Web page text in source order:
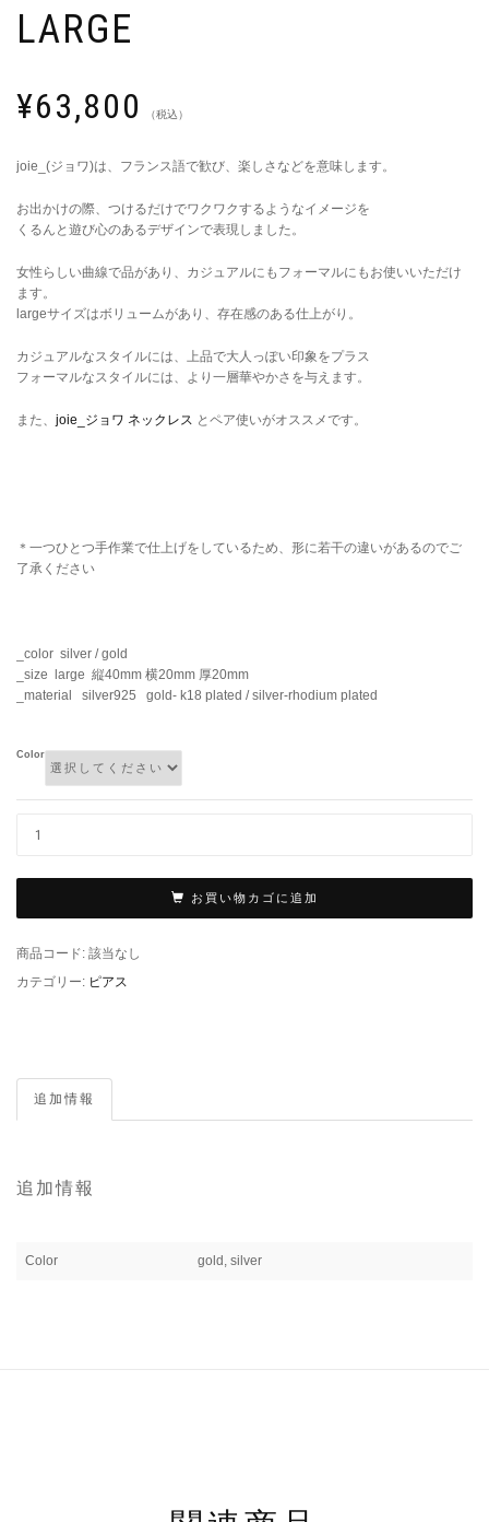
LARGE
¥63,800 （税込）
joie_(ジョワ)は、フランス語で歓び、楽しさなどを意味します。
お出かけの際、つけるだけでワクワクするようなイメージを
くるんと遊び心のあるデザインで表現しました。
女性らしい曲線で品があり、カジュアルにもフォーマルにもお使いいただけ
ます。
largeサイズはボリュームがあり、存在感のある仕上がり。
カジュアルなスタイルには、上品で大人っぽい印象をプラス
フォーマルなスタイルには、より一層華やかさを与えます。
また、 joie_ジョワ ネックレス ‎ とペア使いがオススメです。
＊一つひとつ手作業で仕上げをしているため、形に若干の違いがあるのでご
了承ください
_color silver / gold
_size large 縦40mm 横20mm 厚20mm
_material silver925 gold- k18 plated / silver-rhodium plated
Color
お買い物カゴに追加
商品コード: 該当なし
カテゴリー: ピアス
追加情報
追加情報
Color gold, silver